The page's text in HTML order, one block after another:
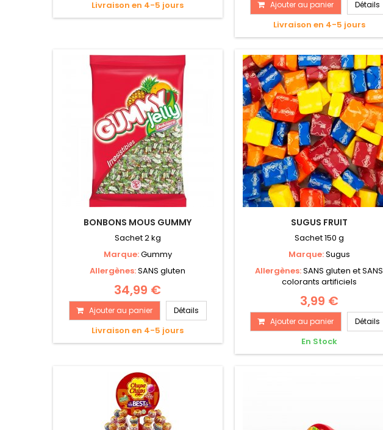
Livraison en 4-5 jours Ajouter au panier Détails
Livraison en 4-5 jours
BONBONS MOUS GUMMY
Sachet 2 kg
Marque:Gummy
Allergènes:SANS gluten
34,99 €
Ajouter au panier Détails
Livraison en 4-5 jours
SUGUS FRUIT
Sachet 150 g
Marque:Sugus
Allergènes:SANS gluten et SANS
colorants artificiels
3,99 €
Ajouter au panier Détails
En Stock